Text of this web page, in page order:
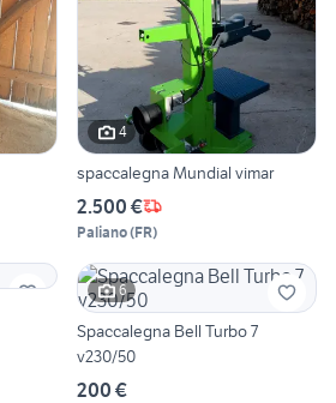
4
spaccalegna Mundial vimar
2.500 €
Paliano(FR)
6
Spaccalegna Bell Turbo 7
v230/50
200 €